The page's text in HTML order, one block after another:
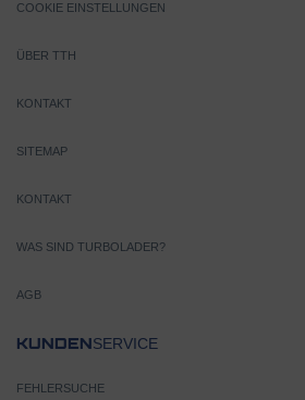
COOKIE EINSTELLUNGEN
ÜBER TTH
KONTAKT
SITEMAP
KONTAKT
WAS SIND TURBOLADER?
AGB
KUNDENSERVICE
FEHLERSUCHE